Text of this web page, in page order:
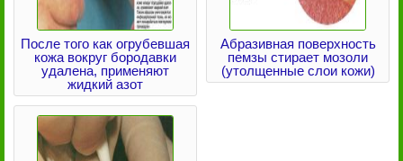
После того как огрубевшая
кожа вокруг бородавки
удалена, применяют
жидкий азот
Абразивная поверхность
пемзы стирает мозоли
(утолщенные слои кожи)